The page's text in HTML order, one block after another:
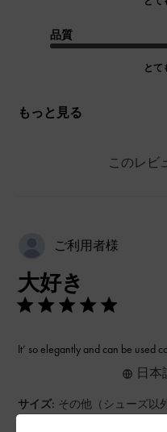
品質
とて
もっと見る
このレビ
ご利用者様
大好き
It’ so elegantly and can be used
サイズ: その他（シューズ以
日本